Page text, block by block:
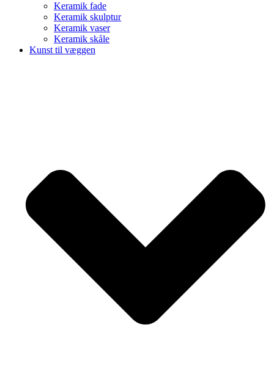
Keramik fade
Keramik skulptur
Keramik vaser
Keramik skåle
Kunst til væggen